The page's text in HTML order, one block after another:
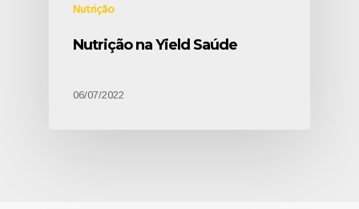
Nutrição
Nutrição na Yield Saúde
06/07/2022